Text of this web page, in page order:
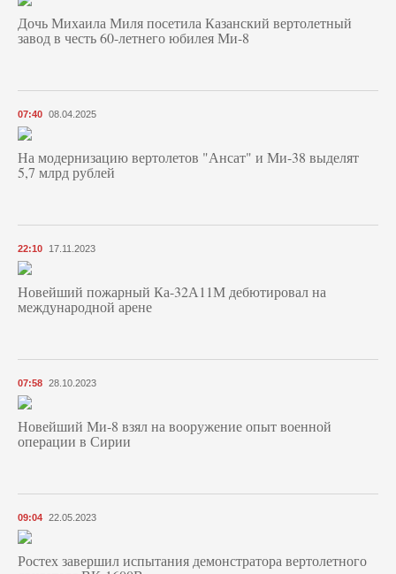
Дочь Михаила Миля посетила Казанский вертолетный
завод в честь 60-летнего юбилея Ми-8
07:40 08.04.2025
На модернизацию вертолетов "Ансат" и Ми-38 выделят
5,7 млрд рублей
22:10 17.11.2023
Новейший пожарный Ка-32А11М дебютировал на
международной арене
07:58 28.10.2023
Новейший Ми-8 взял на вооружение опыт военной
операции в Сирии
09:04 22.05.2023
Ростех завершил испытания демонстратора вертолетного